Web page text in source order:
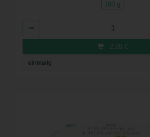
160 g
2,89 €